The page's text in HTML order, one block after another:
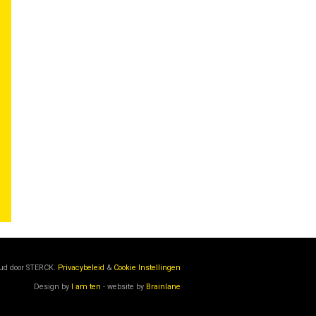
door STERCK. Privacybeleid & Cookie Instellingen
Design by I am ten - website by Brainlane